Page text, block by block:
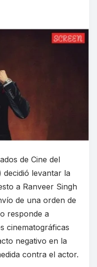
de Cine del
decidió levantar la
a Ranveer Singh
de una orden de
responde a
cinematográficas
negativo en la
contra el actor.